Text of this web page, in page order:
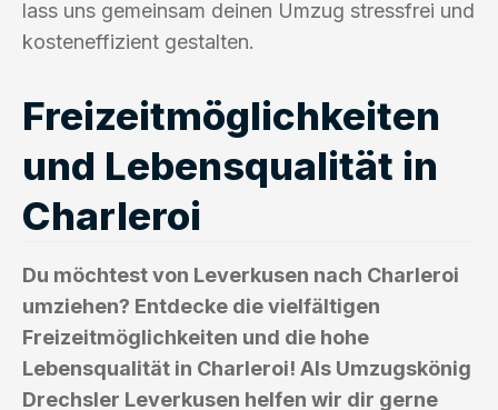
lass uns gemeinsam deinen Umzug stressfrei und
kosteneffizient gestalten.
Freizeitmöglichkeiten
und Lebensqualität in
Charleroi
Du möchtest von Leverkusen nach Charleroi
umziehen? Entdecke die vielfältigen
Freizeitmöglichkeiten und die hohe
Lebensqualität in Charleroi! Als Umzugskönig
Drechsler Leverkusen helfen wir dir gerne